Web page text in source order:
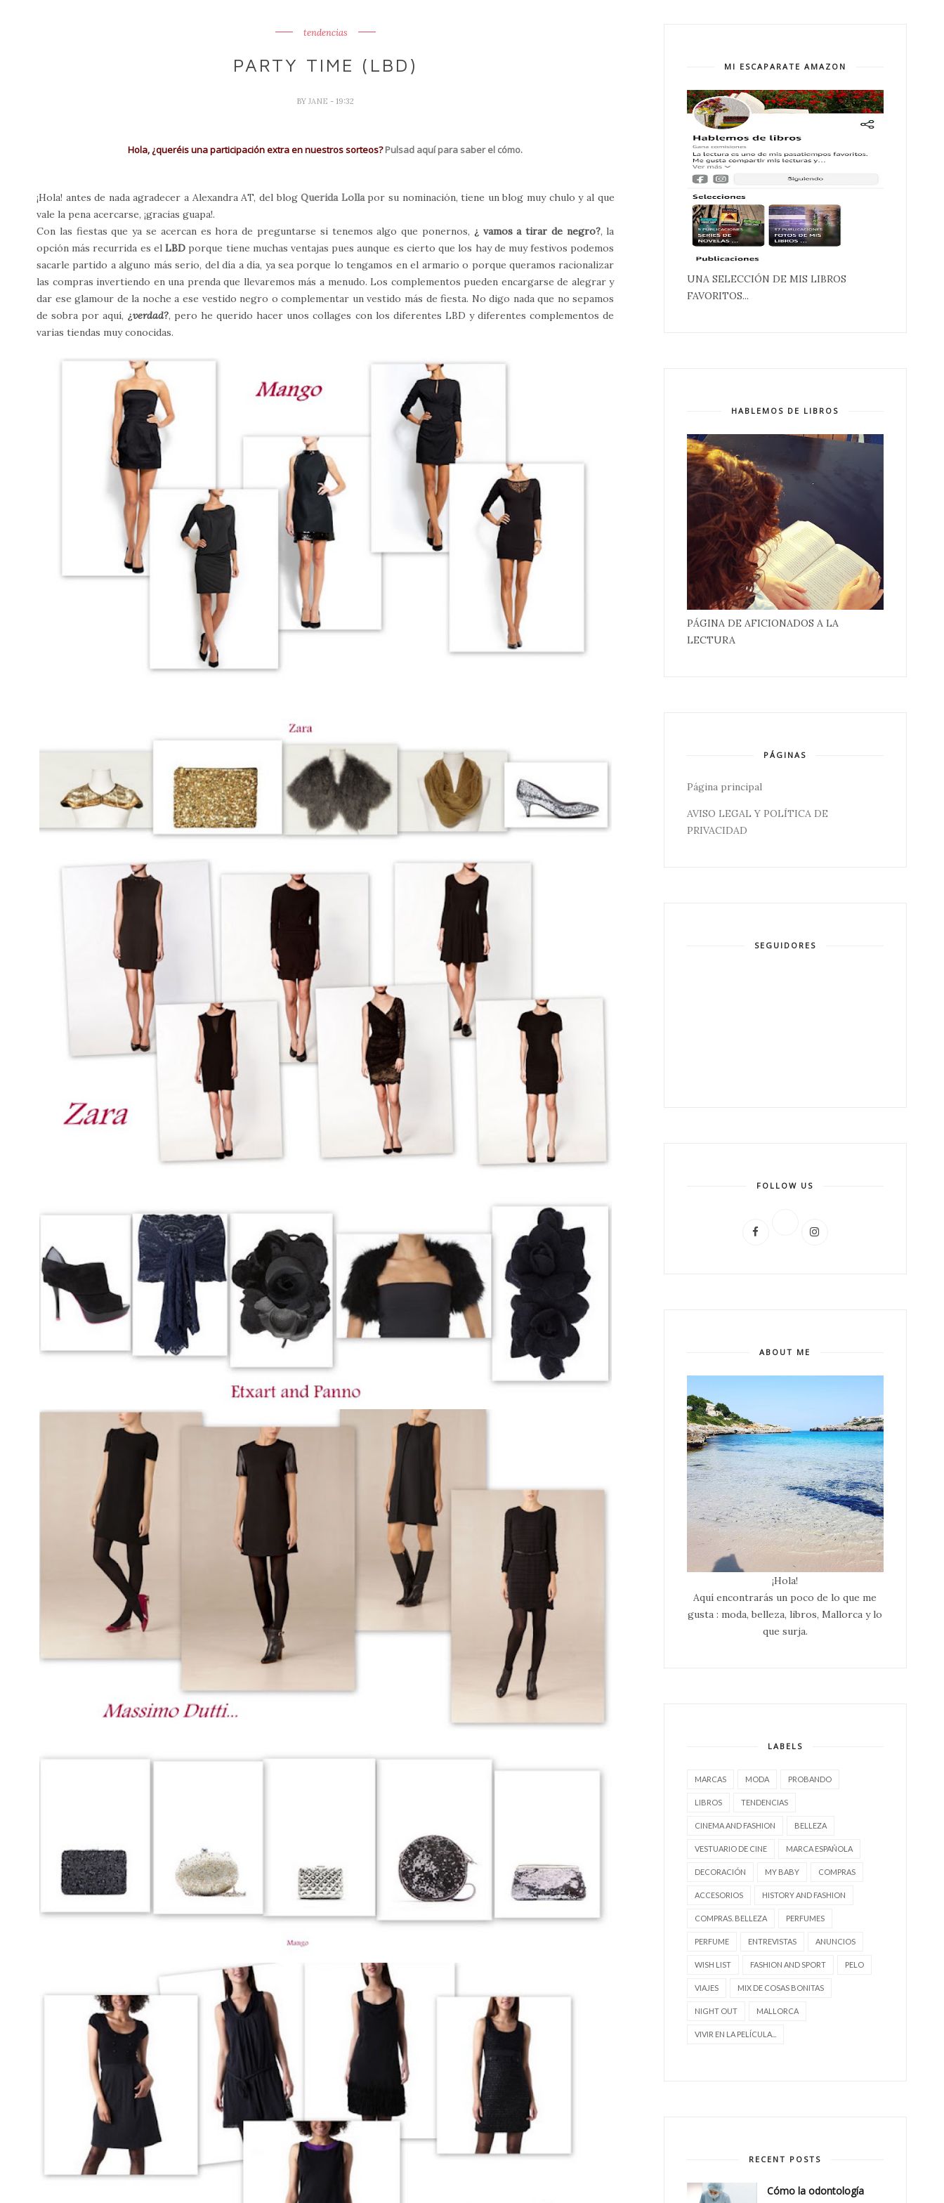
tendencias
PARTY TIME (LBD)
BYJANE - 19:32
Hola, ¿queréis una participación extra en nuestros sorteos?Pulsad aquí para saber el cómo.
¡Hola! antes de nada agradecer a Alexandra AT, del blogQuerida Lollapor su nominación, tiene un blog muy chulo y al que
vale la pena acercarse, ¡gracias guapa!.
Con las fiestas que ya se acercan es hora de preguntarse si tenemos algo que ponernos, ¿ vamos a tirar de negro?, la
opción más recurrida es elLBD porque tiene muchas ventajas pues aunque es cierto que los hay de muy festivos podemos
sacarle partido a alguno más serio, del día a día, ya sea porque lo tengamos en el armario o porque queramos racionalizar
las compras invertiendo en una prenda que llevaremos más a menudo. Los complementos pueden encargarse de alegrar y
dar ese glamour de la noche a ese vestido negro o complementar un vestido más de fiesta. No digo nada que no sepamos
de sobra por aquí, ¿verdad?, pero he querido hacer unos collages con los diferentes LBD y diferentes complementos de
varias tiendas muy conocidas.
MI ESCAPARATE AMAZON
UNA SELECCIÓN DE MIS LIBROS
FAVORITOS...
HABLEMOS DE LIBROS
PÁGINA DE AFICIONADOS A LA
LECTURA
PÁGINAS
Página principal
AVISO LEGAL Y POLÍTICA DE
PRIVACIDAD
SEGUIDORES
FOLLOW US
ABOUT ME
¡Hola!
Aquí encontrarás un poco de lo que me
gusta : moda, belleza, libros, Mallorca y lo
que surja.
LABELS
MARCAS MODA PROBANDO
LIBROS TENDENCIAS
CINEMA AND FASHION BELLEZA
VESTUARIO DE CINE MARCA ESPAÑOLA
DECORACIÓN MY BABY COMPRAS
ACCESORIOS HISTORY AND FASHION
COMPRAS. BELLEZA PERFUMES
PERFUME ENTREVISTAS ANUNCIOS
WISH LIST FASHION AND SPORT PELO
VIAJES MIX DE COSAS BONITAS
NIGHT OUT MALLORCA
VIVIR EN LA PELÍCULA...
RECENT POSTS
Cómo la odontología